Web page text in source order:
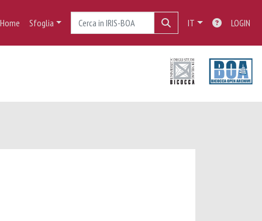
Home Sfoglia IT LOGIN